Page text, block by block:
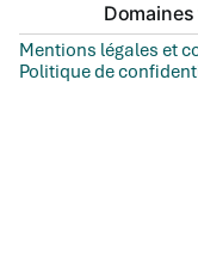
Mentions légales et
Politique de